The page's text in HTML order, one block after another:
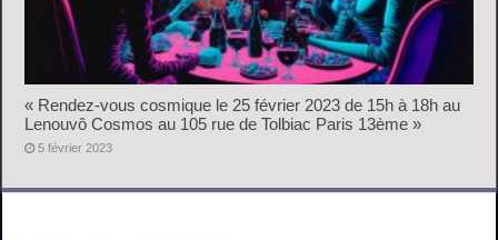
« Rendez-vous cosmique le 25 février 2023 de 15h à 18h au
Lenouvô Cosmos au 105 rue de Tolbiac Paris 13ème »
5 février 2023